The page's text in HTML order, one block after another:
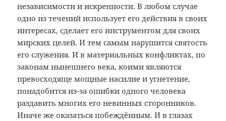
независимости и искренности. В любом случае
одно из течений использует его действия в своих
интересах, сделает его инструментом для своих
мирских целей. И тем самым нарушится святость
его служения. И в материальных конфликтах, по
законам нынешнего века, коими являются
превосходяще мощные насилие и угнетение,
понадобится из-за ошибки одного человека
раздавить многих его невинных сторонников.
Иначе же оказаться побеждённым. И в глазах